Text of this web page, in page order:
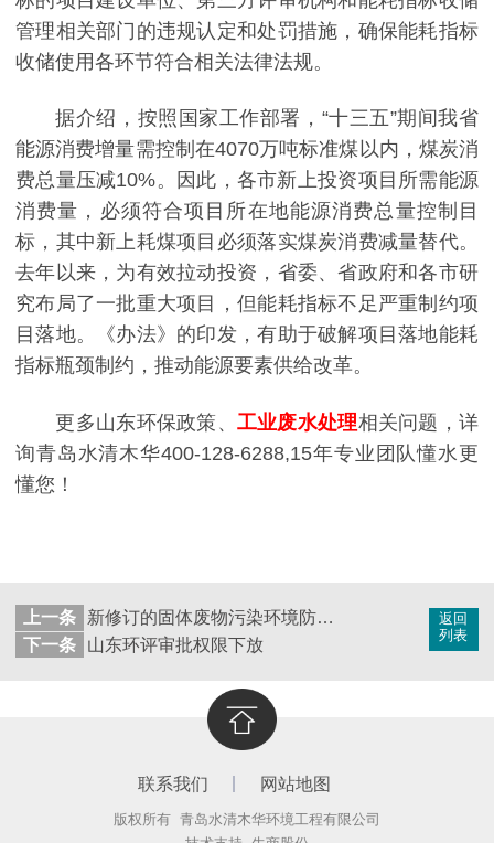
管理相关部门的违规认定和处罚措施，确保能耗指标
收储使用各环节符合相关法律法规。
据介绍，按照国家工作部署，“十三五”期间我省
能源消费增量需控制在4070万吨标准煤以内，煤炭消
费总量压减10%。因此，各市新上投资项目所需能源
消费量，必须符合项目所在地能源消费总量控制目
标，其中新上耗煤项目必须落实煤炭消费减量替代。
去年以来，为有效拉动投资，省委、省政府和各市研
究布局了一批重大项目，但能耗指标不足严重制约项
目落地。《办法》的印发，有助于破解项目落地能耗
指标瓶颈制约，推动能源要素供给改革。
更多山东环保政策、 工业废水处理相关问题，详
询青岛水清木华400-128-6288,15年专业团队懂水更
懂您！
返回
列表
上一条
新修订的固体废物污染环境防治法将从9月起施行
下一条
山东环评审批权限下放
联系我们 网站地图
版权所有 青岛水清木华环境工程有限公司